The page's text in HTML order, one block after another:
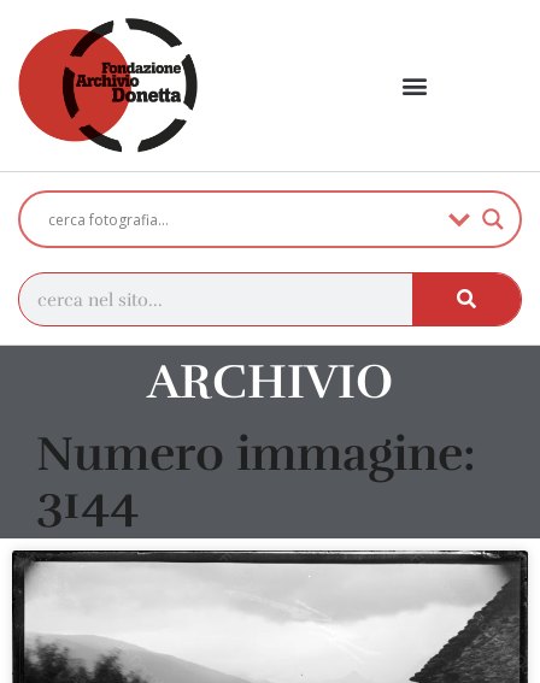
ARCHIVIO
Numero immagine:
3144